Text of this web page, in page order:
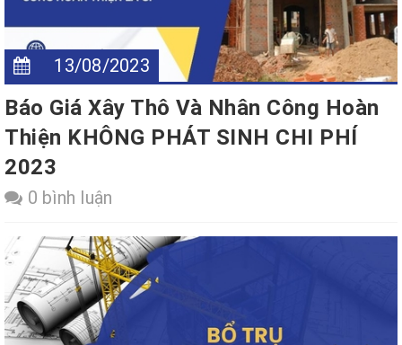
13/08/2023
Báo Giá Xây Thô Và Nhân Công Hoàn
Thiện KHÔNG PHÁT SINH CHI PHÍ
2023
0 bình luận